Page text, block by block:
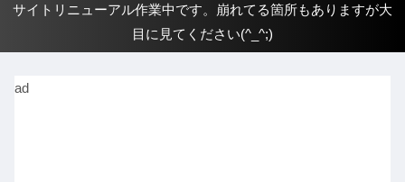
サイトリニューアル作業中です。崩れてる箇所もありますが大
目に見てください(^_^;)
ad